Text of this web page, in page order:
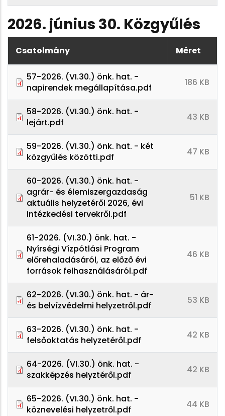
2026. június 30. Közgyűlés
Csatolmány Méret
57-2026. (VI.30.) önk. hat. -
napirendek megállapítása.pdf
186 KB
58-2026. (VI.30.) önk. hat. -
lejárt.pdf
43 KB
59-2026. (VI.30.) önk. hat. - két
közgyűlés közötti.pdf
47 KB
60-2026. (VI.30.) önk. hat. -
agrár- és élemiszergazdaság
aktuális helyzetéről 2026, évi
intézkedési tervekről.pdf
51 KB
61-2026. (VI.30.) önk. hat. -
Nyírségi Vízpótlási Program
előrehaladásáról, az előző évi
források felhasználásáról.pdf
46 KB
62-2026. (VI.30.) önk. hat. - ár-
és belvízvédelmi helyzetről.pdf
53 KB
63-2026. (VI.30.) önk. hat. -
felsőoktatás helyzetéről.pdf
42 KB
64-2026. (VI.30.) önk. hat. -
szakképzés helyztéről.pdf
42 KB
65-2026. (VI.30.) önk. hat. -
köznevelési helyzetről.pdf
44 KB